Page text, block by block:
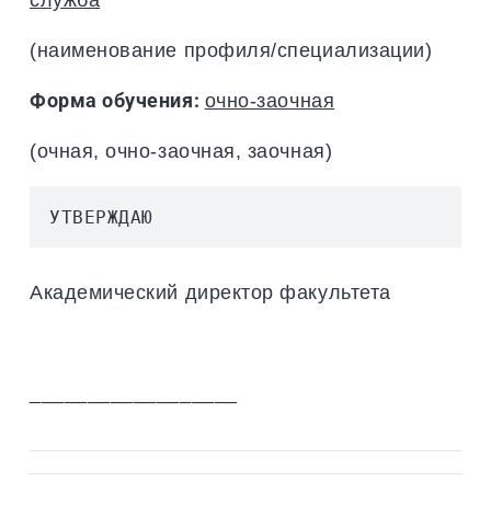
(наименование профиля/специализации)
Форма обучения: очно-заочная
(очная, очно-заочная, заочная)
УТВЕРЖДАЮ
Академический директор факультета